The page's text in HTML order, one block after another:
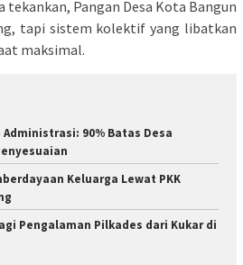
Pangan Desa Kota Bangun
tapi sistem kolektif yang libatkan
maksimal.
Administrasi: 90% Batas Desa
Keluarga Lewat PKK
Pengalaman Pilkades dari Kukar di